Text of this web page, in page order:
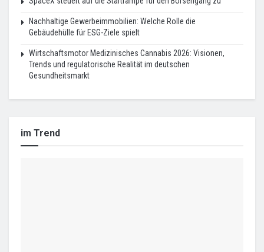
Nachhaltige Gewerbeimmobilien: Welche Rolle die
Gebäudehülle für ESG-Ziele spielt
Wirtschaftsmotor Medizinisches Cannabis 2026: Visionen,
Trends und regulatorische Realität im deutschen
Gesundheitsmarkt
im Trend